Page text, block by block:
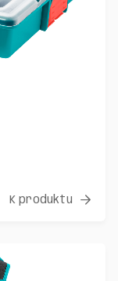
K produktu 